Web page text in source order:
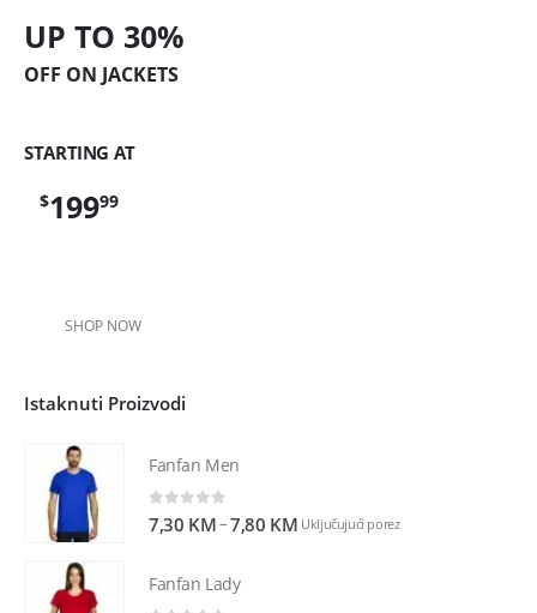
UP TO 30%
OFF ON JACKETS
STARTING AT
$19999
SHOP NOW
Istaknuti Proizvodi
Fanfan Men
0out of 5
7,30 KM–7,80 KM Uključujući porez
Fanfan Lady